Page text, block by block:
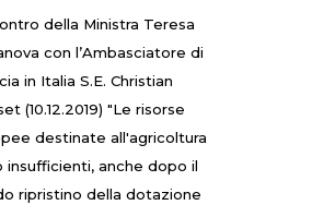
della Ministra Teresa
con l’Ambasciatore di
in Italia S.E. Christian
(10.12.2019) "Le risorse
destinate all'agricoltura
insufficienti, anche dopo il
ripristino della dotazione